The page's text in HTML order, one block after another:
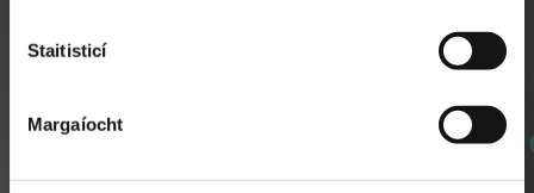
Staitisticí
Margaíocht